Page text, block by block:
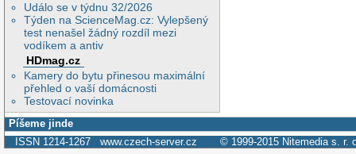
Událo se v týdnu 32/2026
Týden na ScienceMag.cz: Vylepšený
test nenašel žádný rozdíl mezi
vodíkem a antiv
HDmag.cz
Kamery do bytu přinesou maximální
přehled o vaší domácnosti
Testovací novinka
Píšeme jinde
ISSN 1214-1267 www.czech-server.cz © 1999-2015 Nitemedia s. r.